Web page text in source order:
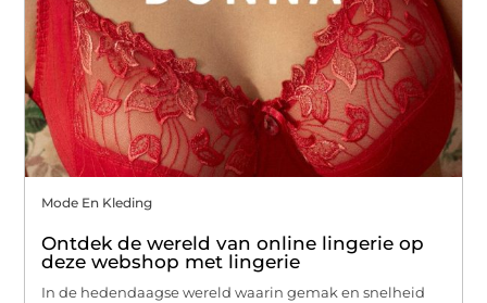
Mode En Kleding
Ontdek de wereld van online lingerie op
deze webshop met lingerie
In de hedendaagse wereld waarin gemak en snelheid